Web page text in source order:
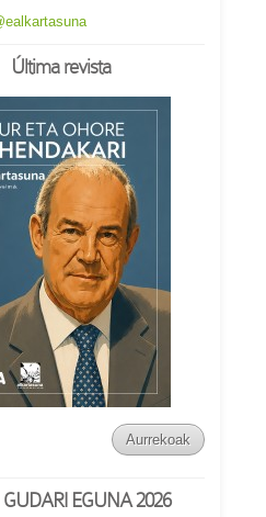
Última revista
Aurrekoak
GUDARI EGUNA 2026